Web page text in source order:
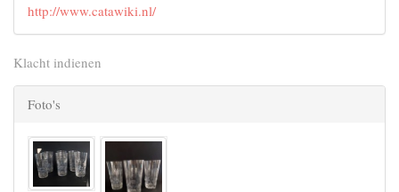
http://www.catawiki.nl/
Klacht indienen
Foto's